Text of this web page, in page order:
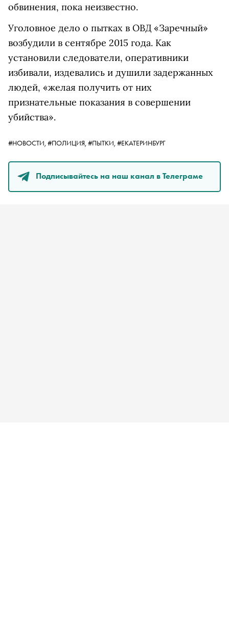
обвинения, пока неизвестно.
Уголовное дело о пытках в ОВД «Заречный»
возбудили в сентябре 2015 года. Как
установили следователи, оперативники
избивали, издевались и душили задержанных
людей, «желая получить от них
признательные показания в совершении
убийства».
#НОВОСТИ, #ПОЛИЦИЯ, #ПЫТКИ, #ЕКАТЕРИНБУРГ
Подписывайтесь на наш канал в Телеграме